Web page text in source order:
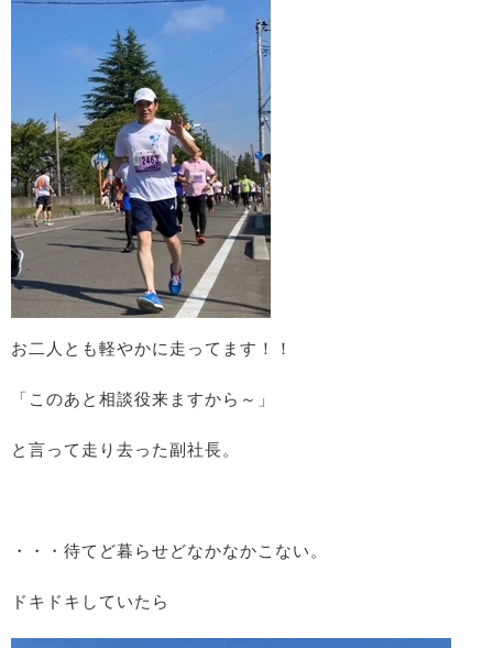
お二人とも軽やかに走ってます！！
「このあと相談役来ますから～」
と言って走り去った副社長。
・・・待てど暮らせどなかなかこない。
ドキドキしていたら